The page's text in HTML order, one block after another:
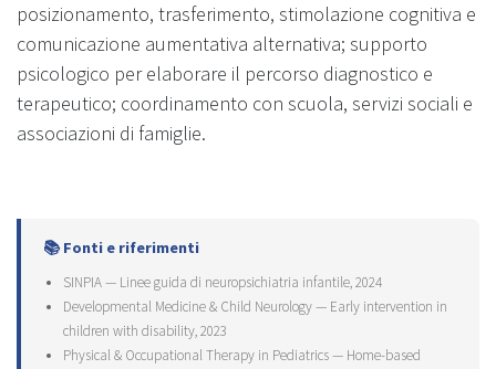
posizionamento, trasferimento, stimolazione cognitiva e
comunicazione aumentativa alternativa; supporto
psicologico per elaborare il percorso diagnostico e
terapeutico; coordinamento con scuola, servizi sociali e
associazioni di famiglie.
📚 Fonti e riferimenti
SINPIA — Linee guida di neuropsichiatria infantile, 2024
Developmental Medicine & Child Neurology — Early intervention in
children with disability, 2023
Physical & Occupational Therapy in Pediatrics — Home-based